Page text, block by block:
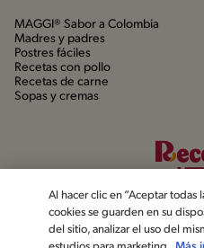
MAGGI® Sabor a Colombia
Madres y padres
Postres fáciles
Recetas con pollo
Recetas de carne
Sopas y cremas
Al hacer clic en “Aceptar todas
cookies se guarden en su
del sitio, analizar el uso del